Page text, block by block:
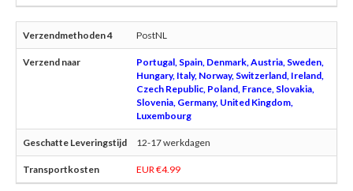
PostNL
Portugal, Spain, Denmark, Austria, Sweden,
Hungary, Italy, Norway, Switzerland, Ireland,
Czech Republic, Poland, France, Slovakia,
Slovenia, Germany, United Kingdom,
Luxembourg
12-17 werkdagen
EUR €4.99